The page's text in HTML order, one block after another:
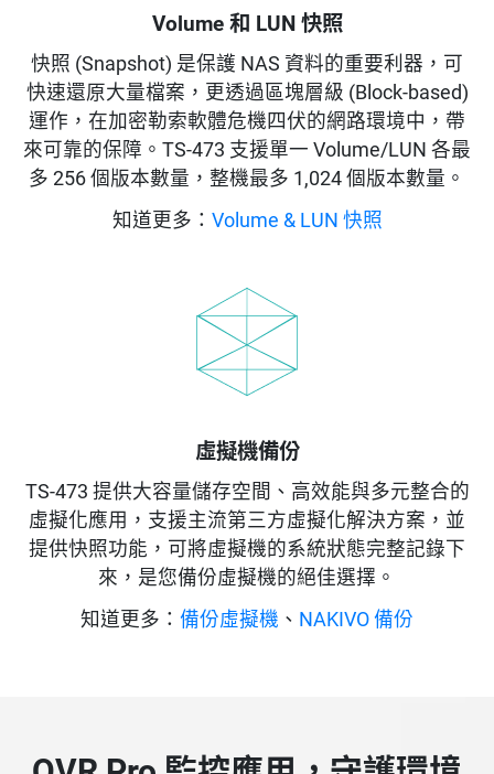
Volume 和 LUN 快照
快照 (Snapshot) 是保護 NAS 資料的重要利器，可
快速還原大量檔案，更透過區塊層級 (Block-based)
運作，在加密勒索軟體危機四伏的網路環境中，帶
來可靠的保障。TS-473 支援單一 Volume/LUN 各最
多 256 個版本數量，整機最多 1,024 個版本數量。
知道更多： Volume & LUN 快照
虛擬機備份
TS-473 提供大容量儲存空間、高效能與多元整合的
虛擬化應用，支援主流第三方虛擬化解決方案，並
提供快照功能，可將虛擬機的系統狀態完整記錄下
來，是您備份虛擬機的絕佳選擇。
知道更多： 備份虛擬機 、 NAKIVO 備份